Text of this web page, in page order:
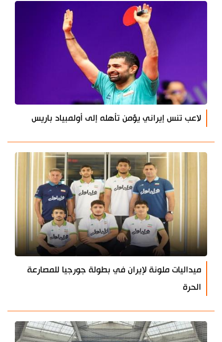
لاعب تنس إيراني يؤمن تأهله إلى أولمبياد باريس
ميداليات ملونة لإيران في بطولة جورجيا للمصارعة
الحرة